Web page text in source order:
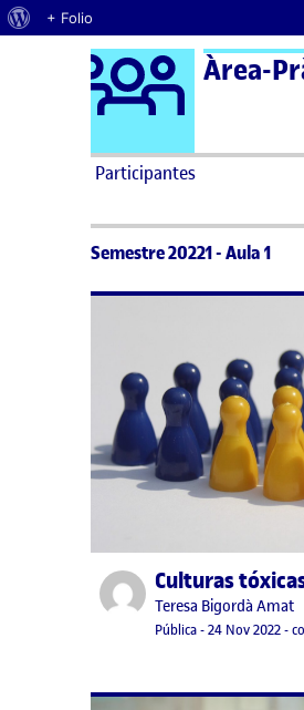
Acerca de WordPress
+ Folio
Saltar al contenido Logo Ágora
Àrea-
Participantes
Semestre 20221 - Aula 1
Publicado porCulturas
Publicado por
Teresa Bigordà Amat
Visibilidad:
Pública-Fecha de
24 Nov 2022-